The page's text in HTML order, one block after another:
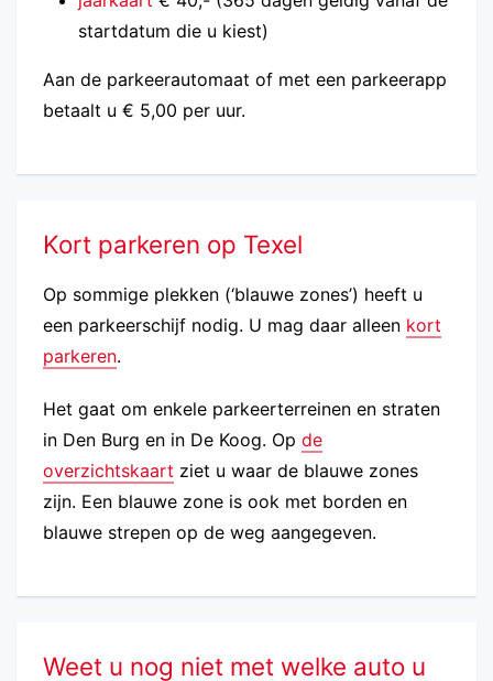
startdatum die u kiest)
Aan de parkeerautomaat of met een parkeerapp
betaalt u € 5,00 per uur.
Kort parkeren op Texel
Op sommige plekken (‘blauwe zones’) heeft u
een parkeerschijf nodig. U mag daar alleen kort
parkeren.
Het gaat om enkele parkeerterreinen en straten
in Den Burg en in De Koog. Op de
overzichtskaart ziet u waar de blauwe zones
zijn. Een blauwe zone is ook met borden en
blauwe strepen op de weg aangegeven.
Weet u nog niet met welke auto u